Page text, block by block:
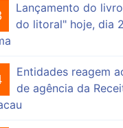
Lançamento do
do litoral" hoje, dia
Entidades reagem
de agência da